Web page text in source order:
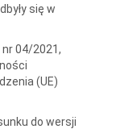
się w
nr 04/2021,
(UE)
do wersji